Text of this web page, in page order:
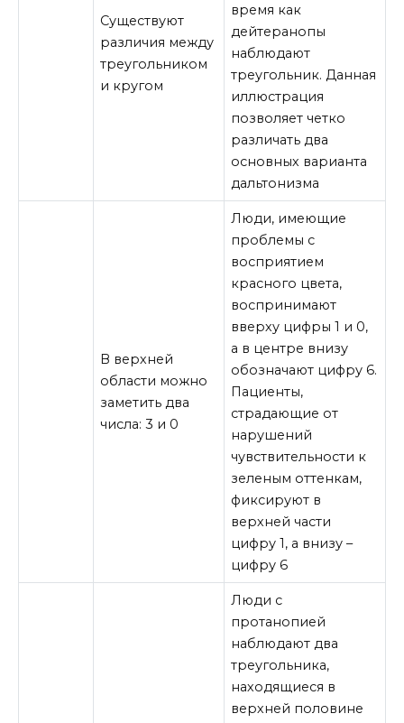
Существуют
различия между
треугольником
и кругом
время как
дейтеранопы
наблюдают
треугольник. Данная
иллюстрация
позволяет четко
различать два
основных варианта
дальтонизма
В верхней
области можно
заметить два
числа: 3 и 0
Люди, имеющие
проблемы с
восприятием
красного цвета,
воспринимают
вверху цифры 1 и 0,
а в центре внизу
обозначают цифру 6.
Пациенты,
страдающие от
нарушений
чувствительности к
зеленым оттенкам,
фиксируют в
верхней части
цифру 1, а внизу –
цифру 6
Люди с
протанопией
наблюдают два
треугольника,
находящиеся в
верхней половине